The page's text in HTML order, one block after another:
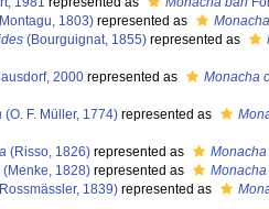
1803)represented as
(Bourguignat, 1855)represented as
2000represented as Monacha
(O. F. Müller, 1774)represented as
(Risso, 1826)represented as
(Menke, 1828)represented as
1839)represented as